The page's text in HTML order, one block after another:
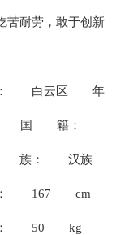
苦耐劳，敢于创新
白云区 年
国 籍：
族： 汉族
167 cm
50 kg